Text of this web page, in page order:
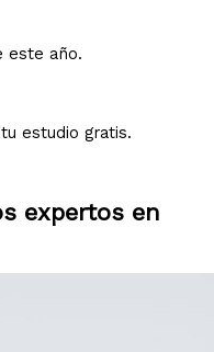
este año.
estudio gratis.
expertos en